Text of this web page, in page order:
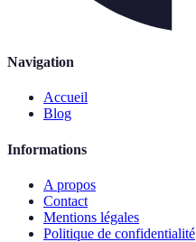
Navigation
Accueil
Blog
Informations
A propos
Contact
Mentions légales
Politique de confidentialité